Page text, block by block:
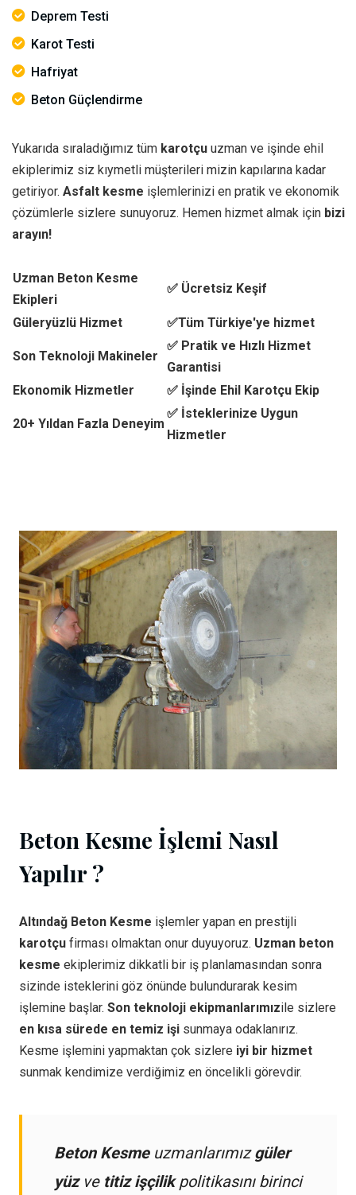
Deprem Testi
Karot Testi
Hafriyat
Beton Güçlendirme
Yukarıda sıraladığımız tüm karotçu uzman ve işinde ehil
ekiplerimiz siz kıymetli müşterileri mizin kapılarına kadar
getiriyor. Asfalt kesme işlemlerinizi en pratik ve ekonomik
çözümlerle sizlere sunuyoruz. Hemen hizmet almak için bizi
arayın!
Uzman Beton Kesme
Ekipleri
✅ Ücretsiz Keşif
Güleryüzlü Hizmet ✅Tüm Türkiye'ye hizmet
Son Teknoloji Makineler
✅ Pratik ve Hızlı Hizmet
Garantisi
Ekonomik Hizmetler
✅ İşinde Ehil Karotçu Ekip
20+ Yıldan Fazla Deneyim
✅ İsteklerinize Uygun
Hizmetler
Beton Kesme İşlemi Nasıl
Yapılır ?
Altındağ Beton Kesme işlemler yapan en prestijli
karotçu firması olmaktan onur duyuyoruz. Uzman beton
kesme ekiplerimiz dikkatli bir iş planlamasından sonra
sizinde isteklerini göz önünde bulundurarak kesim
işlemine başlar. Son teknoloji ekipmanlarımızile sizlere
en kısa sürede en temiz işi sunmaya odaklanırız.
Kesme işlemini yapmaktan çok sizlere iyi bir hizmet
sunmak kendimize verdiğimiz en öncelikli görevdir.
Beton Kesmeuzmanlarımızgüler
yüzve titiz işçilikpolitikasını birinci